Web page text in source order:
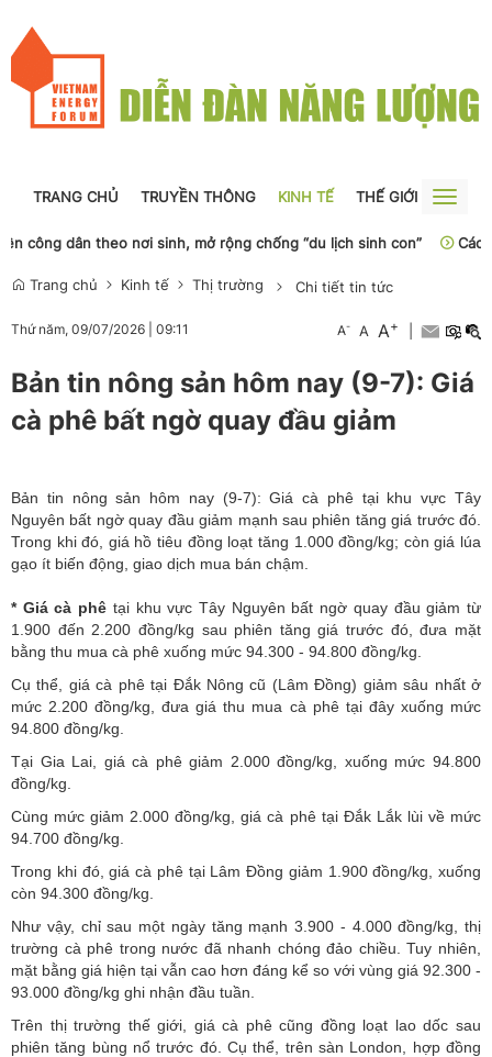
TRANG CHỦ TRUYỀN THÔNG KINH TẾ THẾ GIỚI
Toggle
dân theo nơi sinh, mở rộng chống “du lịch sinh con”
Các
Trang chủ Kinh tế Thị trường Chi tiết tin tức
Thứ năm, 09/07/2026 09:11 A- A A+
Bản tin nông sản hôm nay (9-7): Giá
cà phê bất ngờ quay đầu giảm
Bản tin nông sản hôm nay (9-7): Giá cà phê tại khu vực Tây
Nguyên bất ngờ quay đầu giảm mạnh sau phiên tăng giá trước đó.
Trong khi đó, giá hồ tiêu đồng loạt tăng 1.000 đồng/kg; còn giá lúa
gạo ít biến động, giao dịch mua bán chậm.
* Giá cà phê tại khu vực Tây Nguyên bất ngờ quay đầu giảm từ
1.900 đến 2.200 đồng/kg sau phiên tăng giá trước đó, đưa mặt
bằng thu mua cà phê xuống mức 94.300 - 94.800 đồng/kg.
Cụ thể, giá cà phê tại Đắk Nông cũ (Lâm Đồng) giảm sâu nhất ở
mức 2.200 đồng/kg, đưa giá thu mua cà phê tại đây xuống mức
94.800 đồng/kg.
Tại Gia Lai, giá cà phê giảm 2.000 đồng/kg, xuống mức 94.800
đồng/kg.
Cùng mức giảm 2.000 đồng/kg, giá cà phê tại Đắk Lắk lùi về mức
94.700 đồng/kg.
Trong khi đó, giá cà phê tại Lâm Đồng giảm 1.900 đồng/kg, xuống
còn 94.300 đồng/kg.
Như vậy, chỉ sau một ngày tăng mạnh 3.900 - 4.000 đồng/kg, thị
trường cà phê trong nước đã nhanh chóng đảo chiều. Tuy nhiên,
mặt bằng giá hiện tại vẫn cao hơn đáng kể so với vùng giá 92.300 -
93.000 đồng/kg ghi nhận đầu tuần.
Trên thị trường thế giới, giá cà phê cũng đồng loạt lao dốc sau
phiên tăng bùng nổ trước đó. Cụ thể, trên sàn London, hợp đồng